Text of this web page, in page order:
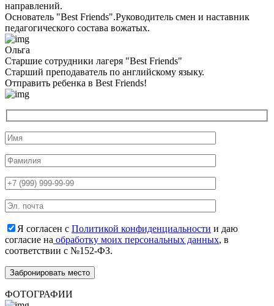
направлений.
Основатель "Best Friends".Руководитель смен и наставник
педагогического состава вожатых.
Ольга
Старшие сотрудники лагеря "Best Friends"
Cтарший преподаватель по английскому языку.
Отправить ребенка в Best Friends!
Я согласен с Политикой конфиденциальности и даю
согласие на обработку моих персональных данных, в
соответствии с №152-ФЗ.
ФОТОГРАФИИ